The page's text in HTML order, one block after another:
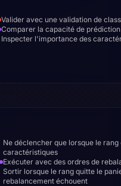
Valider avec une validation de
Comparer la capacité de
Inspecter l'importance des
Ne déclencher que lorsque le
caractéristiques
Exécuter avec des ordres de
Sortir lorsque le rang quitte le
rebalancement échouent